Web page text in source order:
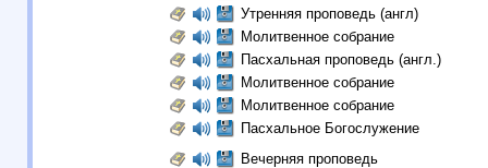
Утренняя проповедь (англ)
Молитвенное собрание
Пасхальная проповедь (англ.)
Молитвенное собрание
Молитвенное собрание
Пасхальное Богослужение
Вечерняя проповедь